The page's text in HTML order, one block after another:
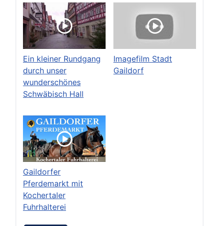
Ein kleiner Rundgang
durch unser
wunderschönes
Schwäbisch Hall
Imagefilm Stadt
Gaildorf
Gaildorfer
Pferdemarkt mit
Kochertaler
Fuhrhalterei